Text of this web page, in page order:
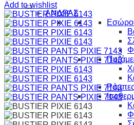
ΑΝΔΡΑΣ
Ρόμπες
Add to wishlist